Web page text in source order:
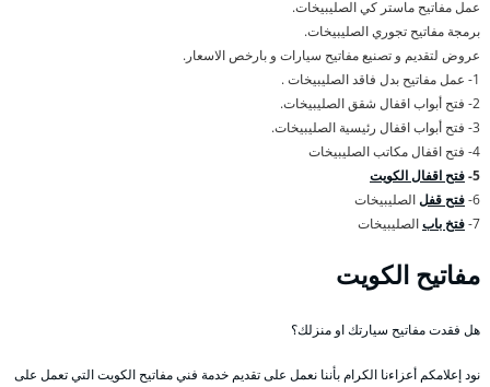
عمل مفاتيح ماستر كي الصليبيخات.
برمجة مفاتيح تجوري الصليبيخات.
عروض لتقديم و تصنيع مفاتيح سيارات و بارخص الاسعار.
1- عمل مفاتيح بدل فاقد الصليبيخات .
2- فتح أبواب اقفال شقق الصليبيخات.
3- فتح أبواب اقفال رئيسية الصليبيخات.
4- فتح اقفال مكاتب الصليبيخات
5- فتح اقفال الكويت
6- فتح قفلالصليبيخات
7- فتخ بابالصليبيخات
مفاتيح الكويت
هل فقدت مفاتيح سيارتك او منزلك؟
نود إعلامكم أعزاءنا الكرام بأننا نعمل على تقديم خدمة فني مفاتيح الكويت التي تعمل على